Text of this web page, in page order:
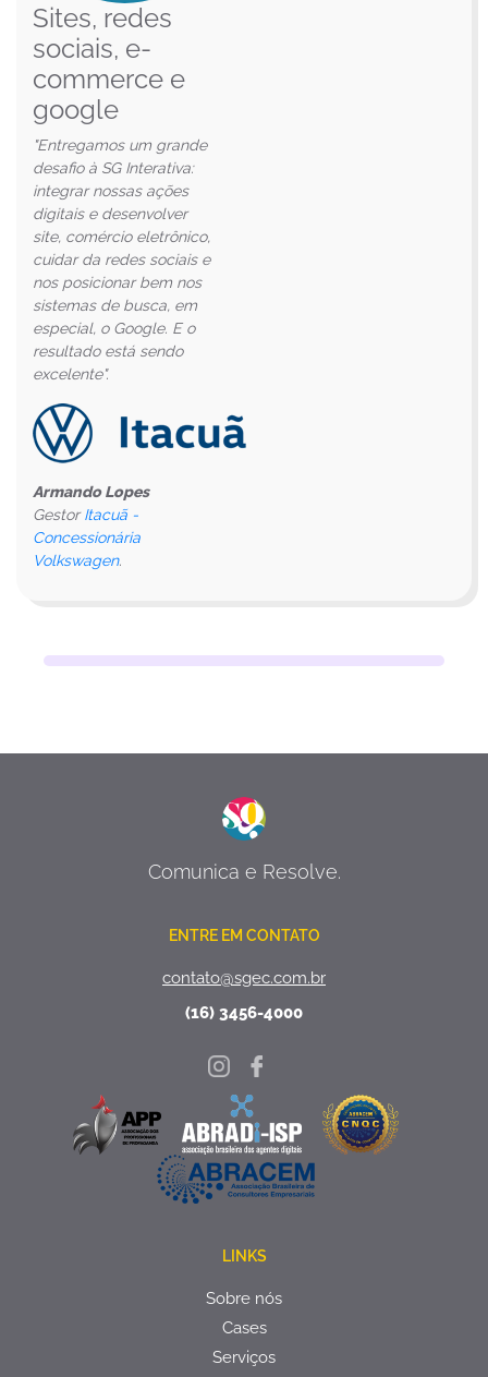
Sites, redes
sociais, e-
commerce e
google
"Entregamos um grande
desafio à SG Interativa:
integrar nossas ações
digitais e desenvolver
site, comércio eletrônico,
cuidar da redes sociais e
nos posicionar bem nos
sistemas de busca, em
especial, o Google. E o
resultado está sendo
excelente".
Armando Lopes
GestorItacuã -
Concessionária
Volkswagen.
Comunica e Resolve.
ENTRE EM CONTATO
contato@sgec.com.br
(16) 3456-4000
LINKS
Sobre nós
Cases
Serviços